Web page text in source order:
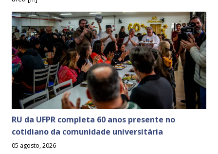
RU da UFPR completa 60 anos presente no
cotidiano da comunidade universitária
05 agosto, 2026